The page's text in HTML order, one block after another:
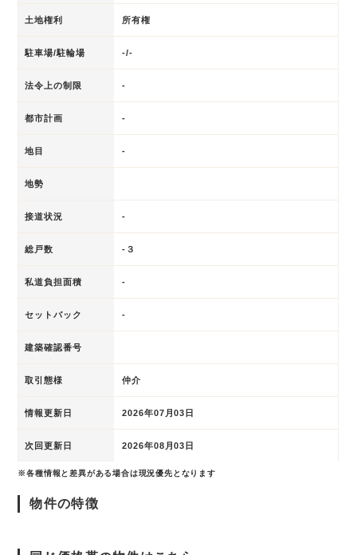
土地権利 所有権
駐車場/駐輪場 -/-
法令上の制限 -
都市計画 -
地目 -
地勢
接道状況 -
総戸数 -３
私道負担面積 -
セットバック -
建築確認番号
取引態様 仲介
情報更新日 2026年07月03日
次回更新日 2026年08月03日
※各種情報と差異がある場合は現況優先となります
物件の特徴